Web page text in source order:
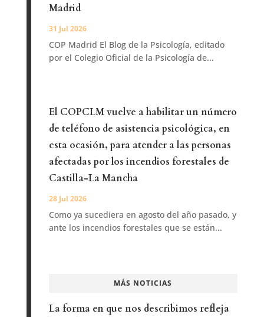
Madrid
31 Jul 2026
COP Madrid El Blog de la Psicología, editado
por el Colegio Oficial de la Psicología de...
El COPCLM vuelve a habilitar un número
de teléfono de asistencia psicológica, en
esta ocasión, para atender a las personas
afectadas por los incendios forestales de
Castilla-La Mancha
28 Jul 2026
Como ya sucediera en agosto del año pasado, y
ante los incendios forestales que se están...
MÁS NOTICIAS
La forma en que nos describimos refleja